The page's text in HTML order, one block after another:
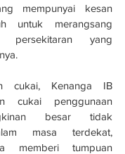
mempunyai kesan
untuk merangsang
persekitaran yang
cukai, Kenanga IB
cukai penggunaan
besar tidak
masa terdekat,
memberi tumpuan